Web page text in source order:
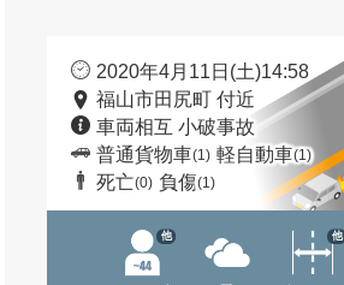
2020年4月11日(土)14:58
福山市田尻町 付近
車両相互 小破事故
普通貨物車(1) 軽自動車(1)
死亡(0) 負傷(1)
他 他